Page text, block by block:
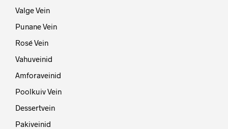
Valge Vein
Punane Vein
Rosé Vein
Vahuveinid
Amforaveinid
Poolkuiv Vein
Dessertvein
Pakiveinid